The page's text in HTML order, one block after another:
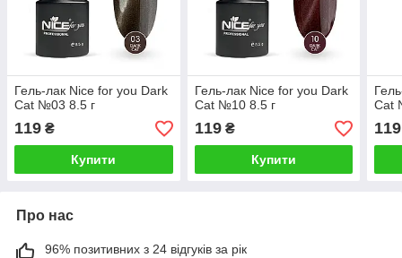
Гель-лак Nice for you Dark
Cat №03 8.5 г
119 ₴
Купити
Гель-лак Nice for you Dark
Cat №10 8.5 г
119₴
Купити
Cat
119
Про нас
96% позитивних з 24 відгуків за рік